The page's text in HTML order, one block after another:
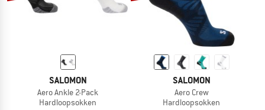
SALOMON
Aero Ankle 2-Pack
Hardloopsokken
SALOMON
Aero Crew
Hardloopsokken